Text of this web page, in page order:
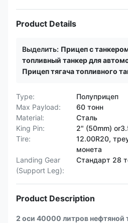
Product Details
Выделить: Прицеп с
топливный танкер для
Прицеп тягача топливного
Type:
Полуприцеп
Max Payload:
60 тонн
Material:
Сталь
King Pin:
2" (50mm)
Tire:
12.00R20,
монета
Landing Gear
(Support Leg):
Стандарт 28
Product Description
2 оси 40000 литров нефтяной